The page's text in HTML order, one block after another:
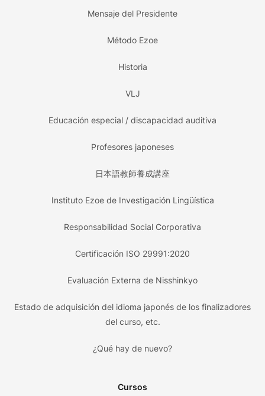
Mensaje del Presidente
Método Ezoe
Historia
VLJ
Educación especial / discapacidad auditiva
Profesores japoneses
日本語教師養成講座
Instituto Ezoe de Investigación Lingüística
Responsabilidad Social Corporativa
Certificación ISO 29991:2020
Evaluación Externa de Nisshinkyo
Estado de adquisición del idioma japonés de los finalizadores
del curso, etc.
¿Qué hay de nuevo?
Cursos